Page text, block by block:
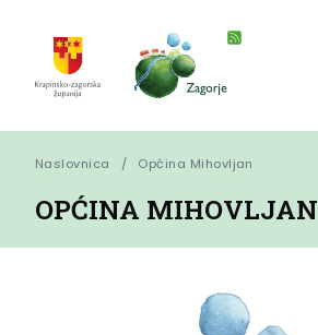
Naslovnica Općina Mihovljan
OPĆINA MIHOVLJAN